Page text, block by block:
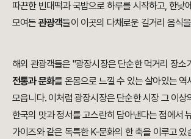
따끈한 빈대떡과 국밥으로 하루를 시작하고, 한낮
모여든 관광객들이 이곳의 다채로운 길거리 음식
해외 관광객들은 "광장시장은 단순한 먹거리 장소
전통과 문화를 온몸으로 느낄 수 있는 살아있는 역
모읍니다. 이처럼 광장시장은 단순한 시장 그 이상
한국의 맛과 정서를 고스란히 담아낸다는 점에서
가이즈와 같은 독특한 K-문화의 한 축을 이루고 있